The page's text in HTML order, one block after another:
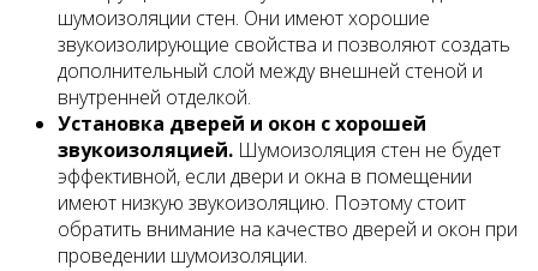
шумоизоляции стен. Они имеют хорошие
звукоизолирующие свойства и позволяют создать
дополнительный слой между внешней стеной и
внутренней отделкой.
Установка дверей и окон с хорошей
звукоизоляцией. Шумоизоляция стен не будет
эффективной, если двери и окна в помещении
имеют низкую звукоизоляцию. Поэтому стоит
обратить внимание на качество дверей и окон при
проведении шумоизоляции.